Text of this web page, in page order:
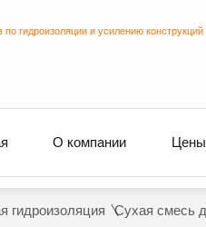
гидроизоляции и усилению конструкций
О компании Цены
гидроизоляция Сухая смесь